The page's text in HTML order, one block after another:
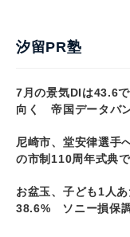
汐留PR塾
7月の景気DIは43.6
向く 帝国データバ
尼崎市、堂安律選手
の市制110周年式典
お盆玉、子ども1人
38.6% ソニー損保